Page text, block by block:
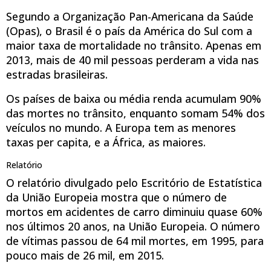
Segundo a Organização Pan-Americana da Saúde
(Opas), o Brasil é o país da América do Sul com a
maior taxa de mortalidade no trânsito. Apenas em
2013, mais de 40 mil pessoas perderam a vida nas
estradas brasileiras.
Os países de baixa ou média renda acumulam 90%
das mortes no trânsito, enquanto somam 54% dos
veículos no mundo. A Europa tem as menores
taxas per capita, e a África, as maiores.
Relatório
O relatório divulgado pelo Escritório de Estatística
da União Europeia mostra que o número de
mortos em acidentes de carro diminuiu quase 60%
nos últimos 20 anos, na União Europeia. O número
de vítimas passou de 64 mil mortes, em 1995, para
pouco mais de 26 mil, em 2015.